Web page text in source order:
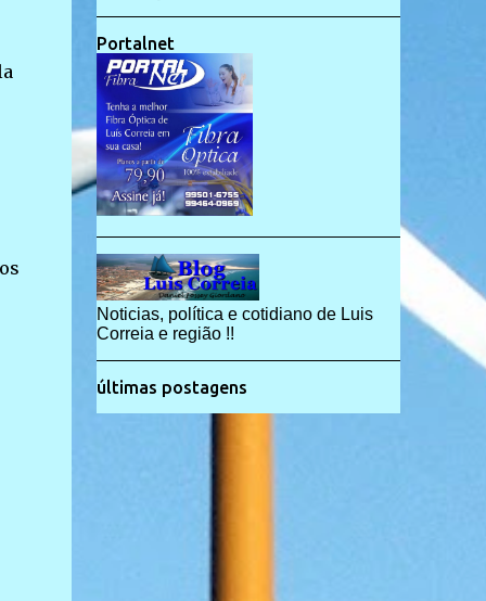
Portalnet
Noticias, política e cotidiano de Luis
Correia e região !!
últimas postagens